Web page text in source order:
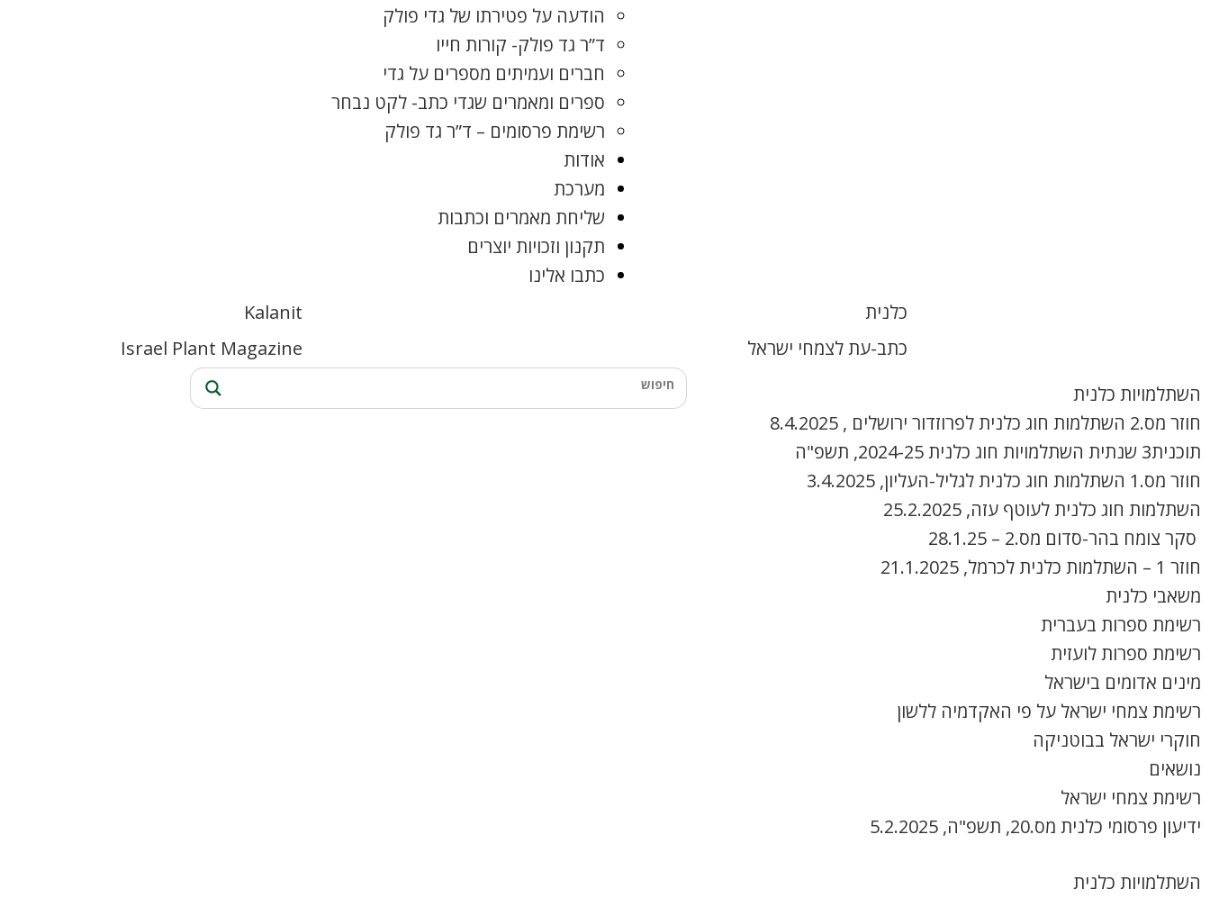
הודעה על פטירתו של גדי פולק
ד”ר גד פולק- קורות חייו
חברים ועמיתים מספרים על גדי
ספרים ומאמרים שגדי כתב- לקט נבחר
רשימת פרסומים – ד”ר גד פולק
אודות
מערכת
שליחת מאמרים וכתבות
תקנון וזכויות יוצרים
כתבו אלינו
כלנית
כתב-עת לצמחי ישראל
Kalanit
Israel Plant Magazine
השתלמויות כלנית
חוזר מס.2 השתלמות חוג כלנית לפרוזדור ירושלים , 8.4.2025
תוכנית3 שנתית השתלמויות חוג כלנית 2024-25, תשפ"ה
חוזר מס.1 השתלמות חוג כלנית לגליל-העליון, 3.4.2025
השתלמות חוג כלנית לעוטף עזה, 25.2.2025
סקר צומח בהר-סדום מס.2 – 28.1.25
חוזר 1 – השתלמות כלנית לכרמל, 21.1.2025
משאבי כלנית
רשימת ספרות בעברית
רשימת ספרות לועזית
מינים אדומים בישראל
רשימת צמחי ישראל על פי האקדמיה ללשון
חוקרי ישראל בבוטניקה
נושאים
רשימת צמחי ישראל
ידיעון פרסומי כלנית מס.20, תשפ"ה, 5.2.2025
השתלמויות כלנית